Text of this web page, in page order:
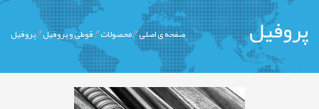
منوی
کاربری
پروفیل صفحه ی اصلی محصولات قوطی و پروفيل پروفیل